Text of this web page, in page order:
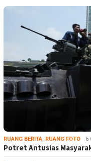
RUANG BERITA, RUANG FOTO 6
Potret Antusias